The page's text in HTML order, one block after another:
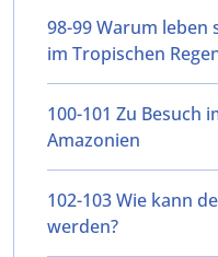
98-99 Warum leben
im Tropischen
100-101 Zu Besuch
Amazonien
102-103 Wie kann
werden?